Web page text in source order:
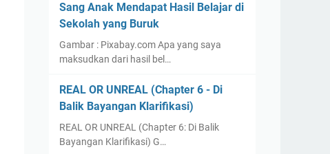
Sang Anak Mendapat Hasil Belajar di
Sekolah yang Buruk
Gambar : Pixabay.com Apa yang saya
maksudkan dari hasil bel…
REAL OR UNREAL (Chapter 6 - Di
Balik Bayangan Klarifikasi)
REAL OR UNREAL (Chapter 6: Di Balik
Bayangan Klarifikasi) G…